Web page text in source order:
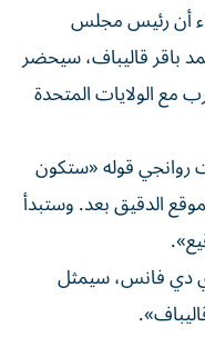
أن رئيس مجلس
باقر قاليباف، سيحضر
مع الولايات المتحدة
روانجي قوله «ستكون
الدقيق بعد. وستبدأ
دي فانس، سيمثل